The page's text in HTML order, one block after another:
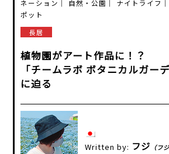
ネーション
自然・公園 ナイトライフ
ポット
長居
植物園がアート作品に！？
「チームラボ ボタニカルガー
に迫る
Written by: フジ （フ